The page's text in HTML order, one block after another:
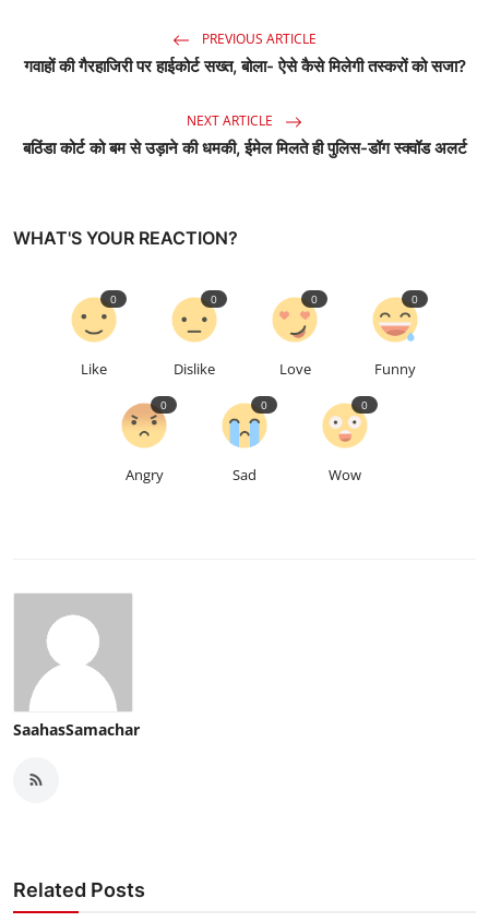
PREVIOUS ARTICLE
गवाहों की गैरहाजिरी पर हाईकोर्ट सख्त, बोला- ऐसे कैसे मिलेगी तस्करों को सजा?
NEXT ARTICLE
बठिंडा कोर्ट को बम से उड़ाने की धमकी, ईमेल मिलते ही पुलिस-डॉग स्क्वॉड अलर्ट
WHAT'S YOUR REACTION?
Like
0
Dislike
0
Love
0
Funny
0
Angry
0
Sad
0
Wow
0
SaahasSamachar
Related Posts